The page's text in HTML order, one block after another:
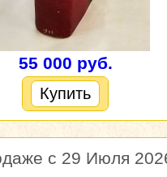
55 000 руб.
Купить
с 29 Июля